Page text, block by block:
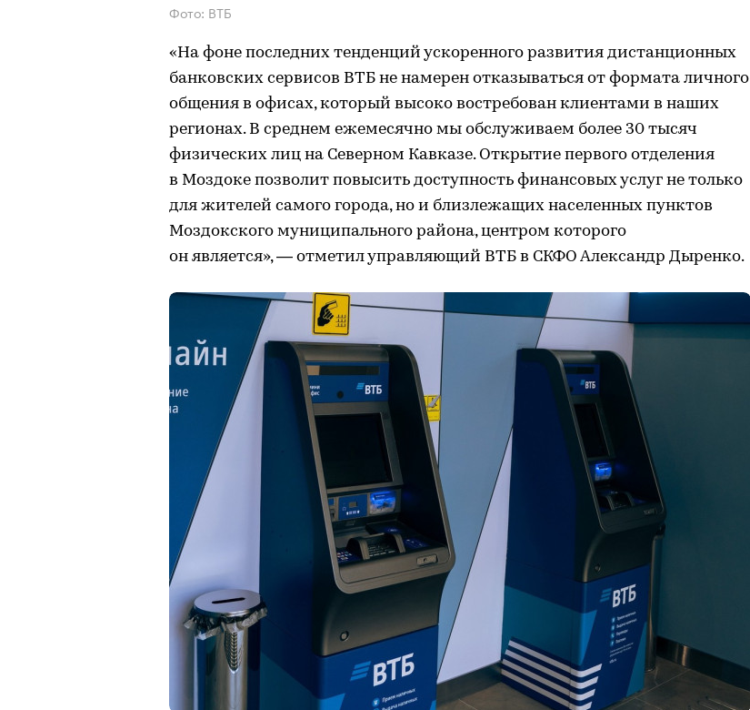
Фото: ВТБ
«На фоне последних тенденций ускоренного развития дистанционных
банковских сервисов ВТБ не намерен отказываться от формата личного
общения в офисах, который высоко востребован клиентами в наших
регионах. В среднем ежемесячно мы обслуживаем более 30 тысяч
физических лиц на Северном Кавказе. Открытие первого отделения
в Моздоке позволит повысить доступность финансовых услуг не только
для жителей самого города, но и близлежащих населенных пунктов
Моздокского муниципального района, центром которого
он является», — отметил управляющий ВТБ в СКФО Александр Дыренко.